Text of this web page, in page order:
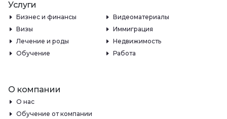
Услуги
Бизнес и финансы
Видеоматериалы
Визы
Иммиграция
Лечение и роды
Недвижимость
Обучение
Работа
О компании
О нас
Обучение от компании